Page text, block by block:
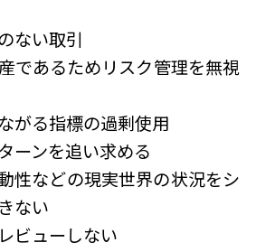
ない取引
であるためリスク管理を無視
がる指標の過剰使用
ーンを追い求める
性などの現実世界の状況をシ
ない
ビューしない